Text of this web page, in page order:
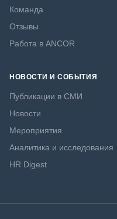
Команда
Отзывы
Работа в ANCOR
НОВОСТИ И СОБЫТИЯ
Публикации в СМИ
Новости
Мероприятия
Аналитика и исследования
HR Digest